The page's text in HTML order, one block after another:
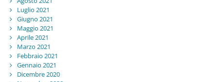
Luglio 2021
Giugno 2021
Maggio 2021
Aprile 2021
Marzo 2021
Febbraio 2021
Gennaio 2021
Dicembre 2020